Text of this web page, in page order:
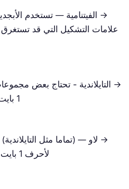
→ الفيتنامية — تستخدم
علامات التشكيل التي قد
→ التايلاندية - تحتاج بعض
1 بايت لتمثيلها بشكل صحيح.
→ لاو — (تماما مثل
لأحرف 1 بايت في السياق ذي الصلة.